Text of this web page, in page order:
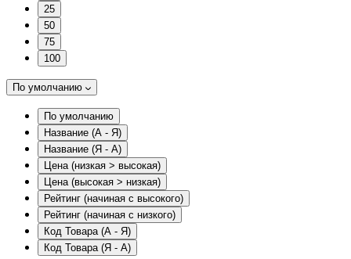
25
50
75
100
По умолчанию
По умолчанию
Название (А - Я)
Название (Я - А)
Цена (низкая > высокая)
Цена (высокая > низкая)
Рейтинг (начиная с высокого)
Рейтинг (начиная с низкого)
Код Товара (А - Я)
Код Товара (Я - А)